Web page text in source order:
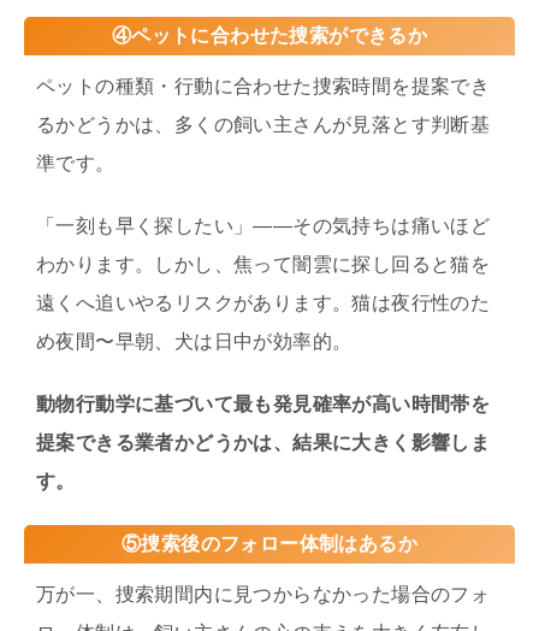
④ペットに合わせた捜索ができるか
ペットの種類・行動に合わせた捜索時間を提案でき
るかどうかは、多くの飼い主さんが見落とす判断基
準です。
「一刻も早く探したい」——その気持ちは痛いほど
わかります。しかし、焦って闇雲に探し回ると猫を
遠くへ追いやるリスクがあります。猫は夜行性のた
め夜間〜早朝、犬は日中が効率的。
動物行動学に基づいて最も発見確率が高い時間帯を
提案できる業者かどうかは、結果に大きく影響しま
す。
⑤捜索後のフォロー体制はあるか
万が一、捜索期間内に見つからなかった場合のフォ